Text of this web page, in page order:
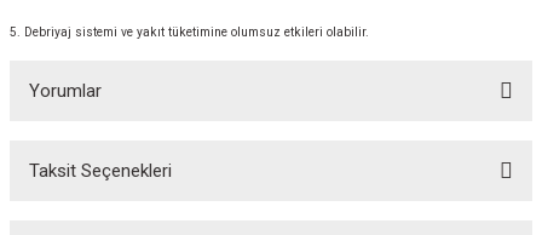
5. Debriyaj sistemi ve yakıt tüketimine olumsuz etkileri olabilir.
Yorumlar
Bu ürüne ilk yorumu siz yapın!
Taksit Seçenekleri